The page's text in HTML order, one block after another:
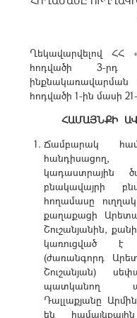
Ղեկավարվելով ՀՀ
հոդվածի 3-
հոդվածի 1-ին մասի
ՀԱՄԱՅՆՔԻ
Ճամբարակ
կադաստրային
բնակավայրի
հողամասը
քաղաքացի
Շուշանյանին,
կառուցված է
(ժառանգորդ
Շուշանյան)
պատկանող
Դալլաքյանը
են